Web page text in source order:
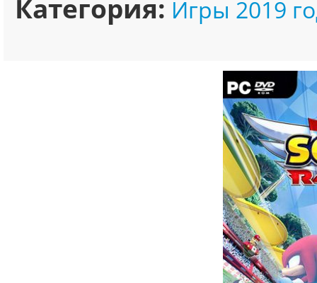
Категория: Игры 2019